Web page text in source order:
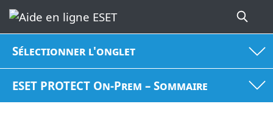
Sélectionner l'onglet
ESET PROTECT On-Prem – Sommaire